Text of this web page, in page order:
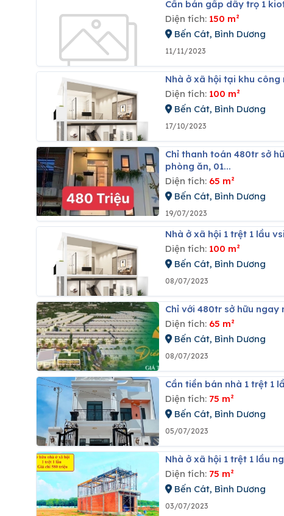
Cần bán gấp dãy trọ 1
Diện tích: 150 m²
Bến Cát, Bình Dương
11/11/2023
Nhà ở xã hội tại khu
Diện tích: 100 m²
Bến Cát, Bình Dương
17/10/2023
Chỉ thanh toán 480tr sở hữu ngay nhà 100m² (1 trệt 1 lầu) với 02 phòng ngủ, 02 wc, 01 pk, 01
phòng ăn, 01...
Diện tích: 65 m²
Bến Cát, Bình Dương
19/07/2023
Nhà ở xã hội 1 trệt 1 lầu
Diện tích: 100 m²
Bến Cát, Bình Dương
08/07/2023
Chỉ với 480tr sở hữu
Diện tích: 65 m²
Bến Cát, Bình Dương
08/07/2023
Cần tiền bán nhà 1 trệt 1
Diện tích: 75 m²
Bến Cát, Bình Dương
05/07/2023
Nhà ở xã hội 1 trệt 1 lầu
Diện tích: 75 m²
Bến Cát, Bình Dương
03/07/2023